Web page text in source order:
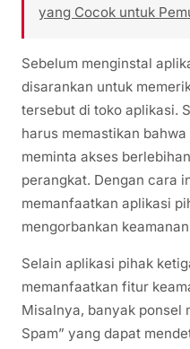
yang Cocok untuk
Sebelum menginstal
disarankan untuk
tersebut di toko aplikasi.
harus memastikan
meminta akses
perangkat. Dengan cara
memanfaatkan aplikasi
mengorbankan
Selain aplikasi pihak
memanfaatkan fitur
Misalnya, banyak ponsel
Spam” yang dapat